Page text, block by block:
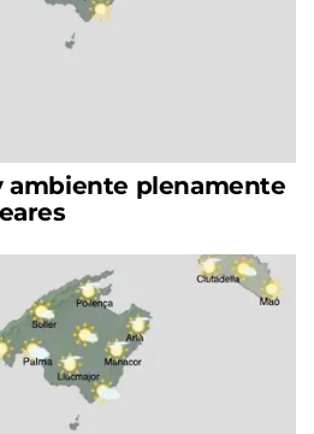
ambiente plenamente